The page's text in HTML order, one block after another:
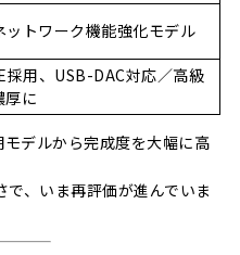
ットワーク機能強化モデル
採用、USB-DAC対応／高級
厚に
モデルから完成度を大幅に高
、いま再評価が進んでいま